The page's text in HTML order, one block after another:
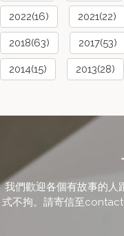
2022(16) 2021(22)
2018(63) 2017(53)
2014(15) 2013(28)
我們歡迎各個有故事的人
式不拘。請寄信至